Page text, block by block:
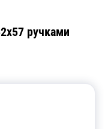
ручками